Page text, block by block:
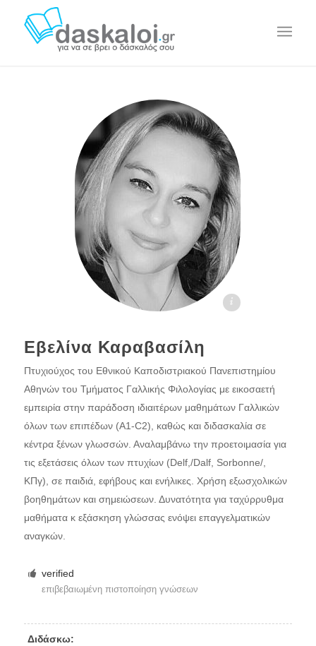
Εβελίνα Καραβασίλη - daskaloi.gr
Εβελίνα Καραβασίλη
Πτυχιούχος του Εθνικού Καποδιστριακού Πανεπιστημίου
Αθηνών του Τμήματος Γαλλικής Φιλολογίας με εικοσαετή
εμπειρία στην παράδοση ιδιαιτέρων μαθημάτων Γαλλικών
όλων των επιπέδων (Α1-C2), καθώς και διδασκαλία σε
κέντρα ξένων γλωσσών. Αναλαμβάνω την προετοιμασία για
τις εξετάσεις όλων των πτυχίων (Delf,/Dalf, Sorbonne/,
ΚΠγ), σε παιδιά, εφήβους και ενήλικες. Χρήση εξωσχολικών
βοηθημάτων και σημειώσεων. Δυνατότητα για ταχύρρυθμα
μαθήματα κ εξάσκηση γλώσσας ενόψει επαγγελματικών
αναγκών.
verified
επιβεβαιωμένη πιστοποίηση γνώσεων
Διδάσκω: